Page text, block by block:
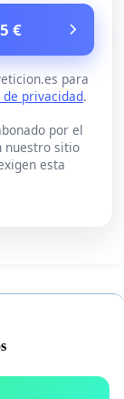
€
para
privacidad.
por el
nuestro sitio
esta